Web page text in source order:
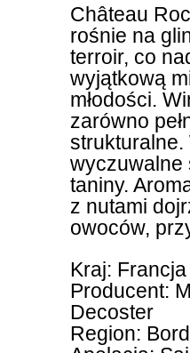
Château
rośnie na
terroir, co
wyjątkową
młodości.
zarówno
strukturalne.
wyczuwalne
taniny.
z nutami
owoców,
Kraj: Francja
Producent:
Decoster
Region: